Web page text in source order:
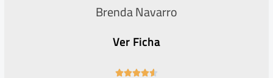
Brenda Navarro
Ver Ficha
